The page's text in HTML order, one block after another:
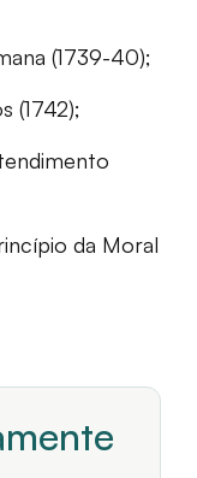
(1739-40);
(1742);
da Moral